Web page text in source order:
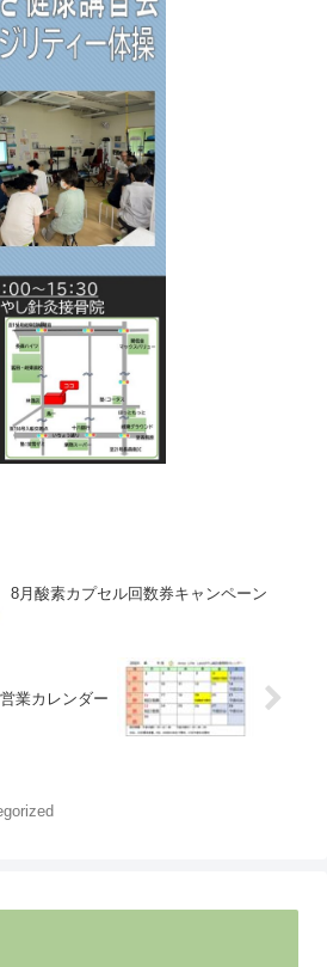
8月酸素カプセル回数券キャンペーン
業カレンダー